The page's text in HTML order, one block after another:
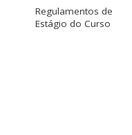
Regulamentos de
Estágio do Curso